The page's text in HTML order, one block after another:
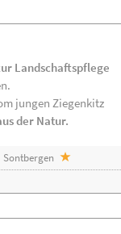
Landschaftspflege
jungen Ziegenkitz
der Natur.